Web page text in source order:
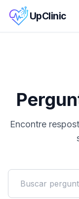
UpClinic
Encontre